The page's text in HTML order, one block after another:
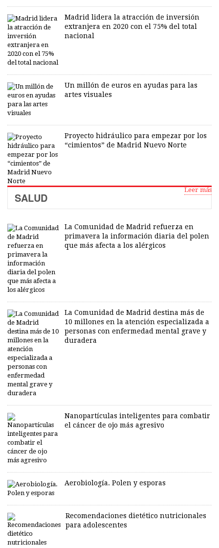
Madrid lidera la atracción de inversión
extranjera en 2020 con el 75% del total
nacional
Un millón de euros en ayudas para las
artes visuales
Proyecto hidráulico para empezar por los
“cimientos” de Madrid Nuevo Norte
Leer más
SALUD
La Comunidad de Madrid refuerza en
primavera la información diaria del polen
que más afecta a los alérgicos
La Comunidad de Madrid destina más de
10 millones en la atención especializada a
personas con enfermedad mental grave y
duradera
Nanopartículas inteligentes para combatir
el cáncer de ojo más agresivo
Aerobiología. Polen y esporas
Recomendaciones dietético nutricionales
para adolescentes